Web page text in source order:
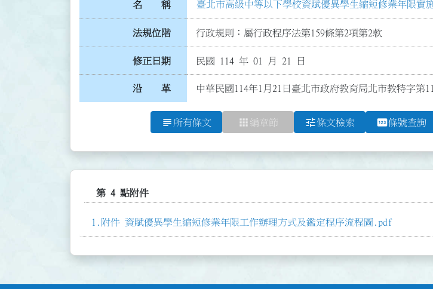
名 稱 臺北市高級中等以下學校資賦優異學生縮短修業年限實
法規位階 行政規則：屬行政程序法第159條第2項第2款
修正日期 民國 114 年 01 月 21 日
沿 革 中華民國114年1月21日臺北市政府教育局北市教特字第
subject 所有條文 apps 編章節 tune條文檢索 pin條號查詢
第 4 點附件
附件 資賦優異學生縮短修業年限工作辦理方式及鑑定程序流程圖.pdf